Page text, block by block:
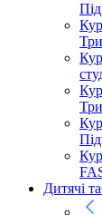
Дитячі